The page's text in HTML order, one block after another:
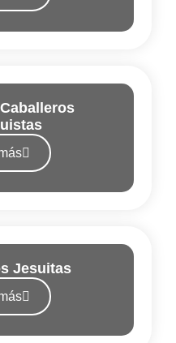
Jesuitas